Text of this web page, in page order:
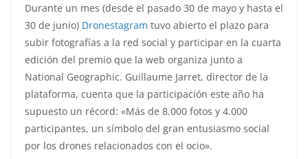
Durante un mes (desde el pasado 30 de mayo y hasta el
30 de junio) Dronestagram tuvo abierto el plazo para
subir fotografías a la red social y participar en la cuarta
edición del premio que la web organiza junto a
National Geographic. Guillaume Jarret, director de la
plataforma, cuenta que la participación este año ha
supuesto un récord: «Más de 8.000 fotos y 4.000
participantes, un símbolo del gran entusiasmo social
por los drones relacionados con el ocio».